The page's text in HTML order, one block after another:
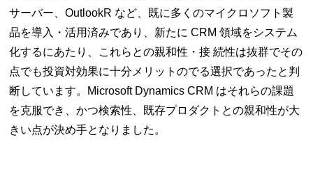
サーバー、OutlookR など、既に多くのマイクロソフト製
品を導入・活用済みであり、新たに CRM 領域をシステム
化するにあたり、これらとの親和性・接 続性は抜群でその
点でも投資対効果に十分メリットのでる選択であったと判
断しています。Microsoft Dynamics CRM はそれらの課題
を克服でき、かつ検索性、既存プロダクトとの親和性が大
きい点が決め手となりました。